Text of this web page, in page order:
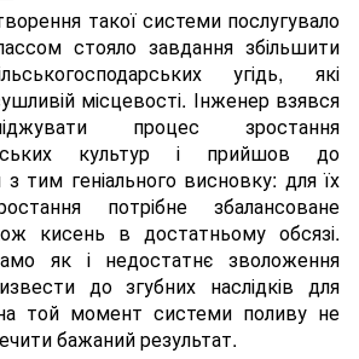
такої системи послугувало
стояло завдання збільшити
угідь, які
місцевості. Інженер взявся
процес зростання
культур і прийшов до
з тим геніального висновку: для їх
потрібне збалансоване
кисень в достатньому обсязі.
як і недостатнє зволоження
до згубних наслідків для
той момент системи поливу не
бажаний результат.